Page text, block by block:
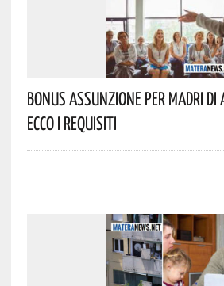
Bonus Assunzione Per Madri Di
Ecco I Requisiti